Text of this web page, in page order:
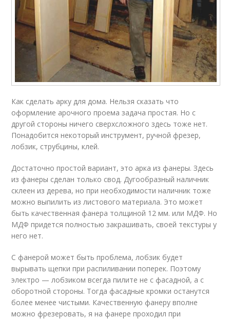
Как сделать арку для дома. Нельзя сказать что
оформление арочного проема задача простая. Но с
другой стороны ничего сверхсложного здесь тоже нет.
Понадобится некоторый инструмент, ручной фрезер,
лобзик, струбцины, клей.
Достаточно простой вариант, это арка из фанеры. Здесь
из фанеры сделан только свод. Дугообразный наличник
склеен из дерева, но при необходимости наличник тоже
можно выпилить из листового материала. Это может
быть качественная фанера толщиной 12 мм. или МДФ. Но
МДФ придется полностью закрашивать, своей текстуры у
него нет.
С фанерой может быть проблема, лобзик будет
вырывать щепки при распиливании поперек. Поэтому
электро — лобзиком всегда пилите не с фасадной, а с
оборотной стороны. Тогда фасадные кромки останутся
более менее чистыми. Качественную фанеру вполне
можно фрезеровать, я на фанере проходил при